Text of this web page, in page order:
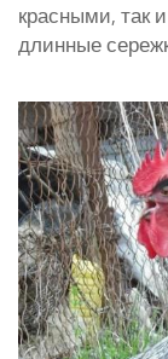
красными, так
длинные